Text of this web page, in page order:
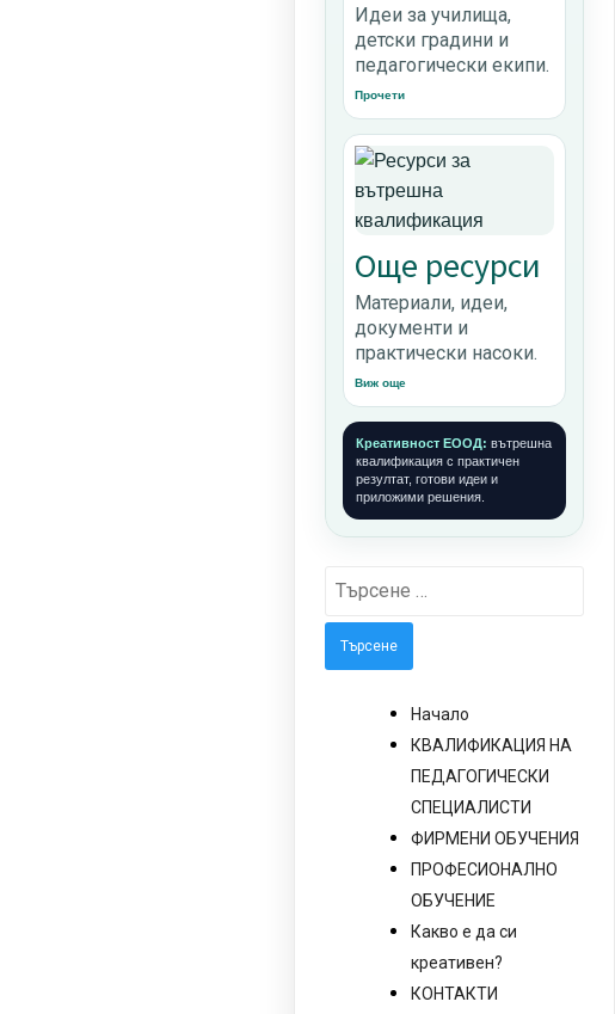
Идеи за училища,
детски градини и
педагогически екипи.
Прочети
Още ресурси
Материали, идеи,
документи и
практически насоки.
Виж още
Креативност ЕООД: вътрешна
квалификация с практичен
резултат, готови идеи и
приложими решения.
Търсене
Начало
КВАЛИФИКАЦИЯ НА
ПЕДАГОГИЧЕСКИ
СПЕЦИАЛИСТИ
ФИРМЕНИ ОБУЧЕНИЯ
ПРОФЕСИОНАЛНО
ОБУЧЕНИЕ
Какво е да си
креативен?
КОНТАКТИ